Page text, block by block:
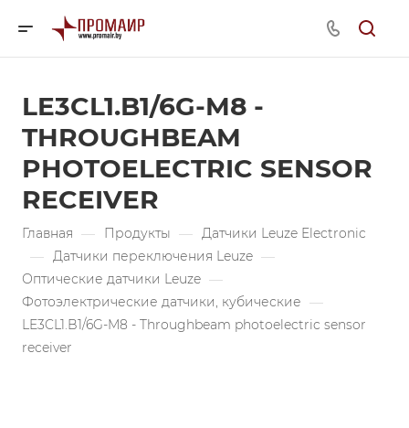
LE3CL1.B1/6G-M8 -
THROUGHBEAM
PHOTOELECTRIC SENSOR
RECEIVER
Главная — Продукты — Датчики Leuze Electronic
— Датчики переключения Leuze —
Оптические датчики Leuze —
Фотоэлектрические датчики, кубические —
LE3CL1.B1/6G-M8 - Throughbeam photoelectric sensor
receiver